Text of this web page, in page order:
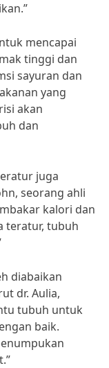
mencapai
tinggi dan
sayuran dan
yang
akan
dan
juga
seorang ahli
kalori dan
teratur, tubuh
diabaikan
dr. Aulia,
tubuh untuk
baik.